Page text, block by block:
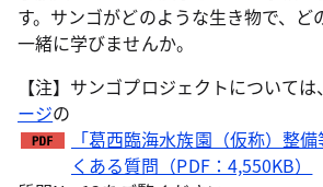
す。サンゴがどのような生き物で、ど
一緒に学びませんか。
【注】サンゴプロジェクトについては
ージの
「葛西臨海水族園（仮称）整
くある質問（PDF：4,550KB）